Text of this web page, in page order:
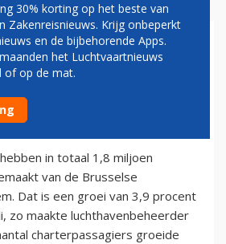
ZAVENTEM
in totaal 1,8 miljoen
van de Brusselse
Dat is een groei van 3,9 procent
zo maakte luchthavenbeheerder
charterpassagiers groeide
30% korting op het beste van
Zakenreisnieuws. Krijg onbeperkt
en de bijbehorende Apps.
het Luchtvaartnieuws
of op de mat.